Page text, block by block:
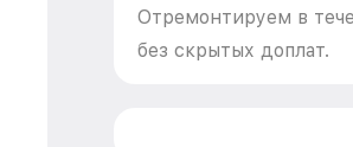
Отремонтируем в
без скрытых доплат.